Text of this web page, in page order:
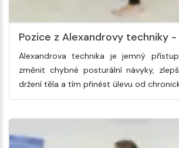
Pozice z Alexandrovy techniky
Alexandrova technika je jemný
změnit chybné posturální návyky,
držení těla a tím přinést úlevu od